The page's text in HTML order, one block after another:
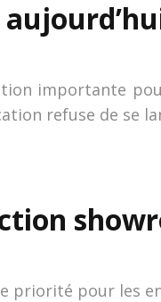
importante
refuse de se
priorité pour les